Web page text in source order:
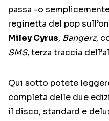
passa -o
reginetta del pop
Miley Cyrus, Bangerz,
SMS, terza traccia
Qui sotto potete
completa delle due
il disco, standard e